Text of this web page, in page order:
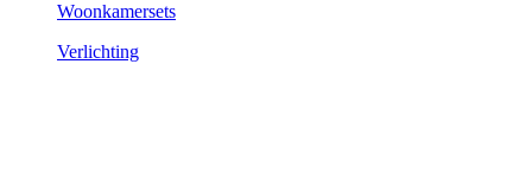
Woonkamersets
Verlichting